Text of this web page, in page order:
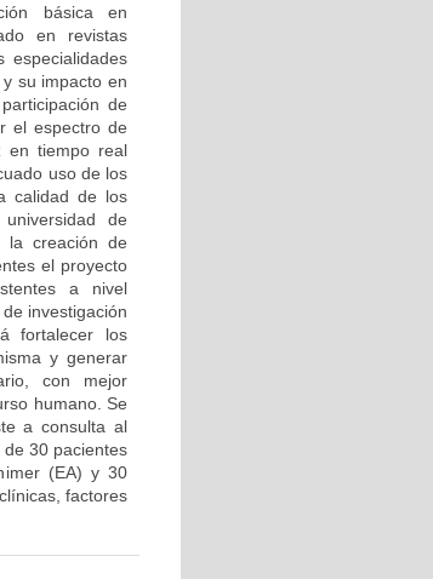
básica en
en revistas
especialidades
su impacto en
de
el espectro de
en tiempo real
uso de los
calidad de los
de
la creación de
el proyecto
a nivel
investigación
fortalecer los
y generar
con mejor
humano. Se
a consulta al
30 pacientes
(EA) y 30
factores